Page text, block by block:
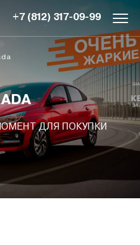
+7 (812) 317-09-99
ДЛЯ ПОКУПКИ